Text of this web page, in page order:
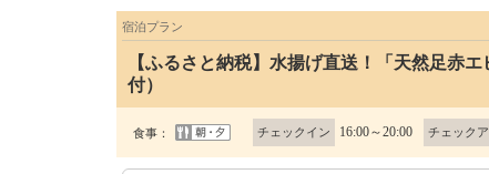
宿泊プラン
【ふるさと納税】水揚げ直送！「天然足赤
付）
食事： チェックイン 16:00～20:00 チェックア